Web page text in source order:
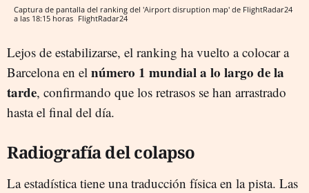
Captura de pantalla del ranking del 'Airport disruption map' de FlightRadar24
a las 18:15 horas FlightRadar24
Lejos de estabilizarse, el ranking ha vuelto a colocar a
Barcelona en el número 1 mundial a lo largo de la
tarde, confirmando que los retrasos se han arrastrado
hasta el final del día.
Radiografía del colapso
La estadística tiene una traducción física en la pista. Las